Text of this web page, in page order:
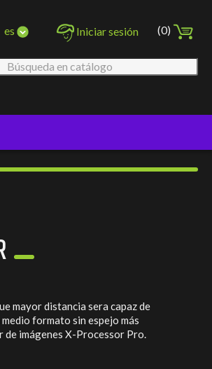
es Iniciar sesión (0)
mayor distancia sera capaz de
formato sin espejo más
de imágenes X-Processor Pro.